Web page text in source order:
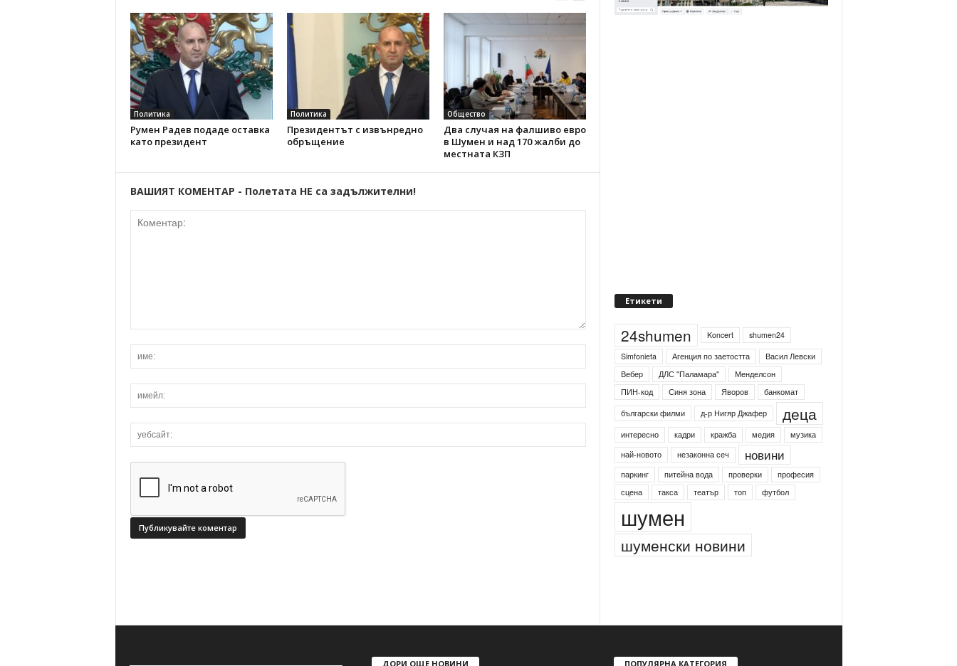
Политика
Румен Радев подаде оставка
като президент
Политика
Президентът с извънредно
обръщение
Общество
Два случая на фалшиво евро
в Шумен и над 170 жалби до
местната КЗП
ВАШИЯТ КОМЕНТАР - Полетата НЕ са задължителни!
Етикети
24shumen Koncert
shumen24
Simfonieta
Агенция по заетостта
Васил Левски
Вебер
ДЛС "Паламара"
Менделсон
ПИН-код
Синя зона Яворов
банкомат
български филми
д-р Нигяр Джафер деца
интересно кадри кражба медия
музика
най-новото
незаконна сеч новини
паркинг питейна вода проверки
професия
сцена
такса театър топ футбол
шумен
шуменски новини
ДОРИ ОЩЕ НОВИНИ ПОПУЛЯРНА КАТЕГОРИЯ